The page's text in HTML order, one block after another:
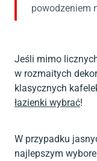
powodzeniem
Jeśli mimo
w rozmaitych
klasycznych
łazienki wybrać!
W przypadku
najlepszym